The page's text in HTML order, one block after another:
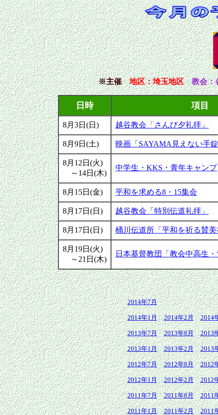
※主催 地区：埼玉地区 教会：
日時 項目
8月3日(日) 越谷教会「さんび夕礼拝」
8月9日(土) 映画「SAYAMA見えない手
8月12日(火)
～14日(木)
中学生・KKS・青年キャンプ
8月15日(金) 平和を求める8・15集会
8月17日(日) 越谷教会「特別伝道礼拝」
8月17日(日) 桶川伝道所「平和を祈る賛
8月19日(火)
～21日(木)
日本基督教団「教会中高生
2014年7月
2014年1月 2014年2月 2014
2013年7月 2013年8月 2013
2013年1月 2013年2月 2013
2012年7月 2012年8月 2012
2012年1月 2012年2月 2012
2011年7月 2011年8月 2011
2011年1月 2011年2月 2011